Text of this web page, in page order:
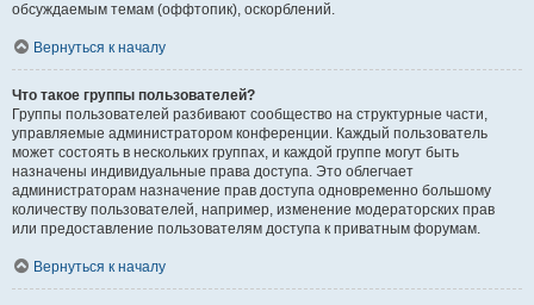
обсуждаемым темам (оффтопик), оскорблений.
Вернуться к началу
Что такое группы пользователей?
Группы пользователей разбивают сообщество на структурные части,
управляемые администратором конференции. Каждый пользователь
может состоять в нескольких группах, и каждой группе могут быть
назначены индивидуальные права доступа. Это облегчает
администраторам назначение прав доступа одновременно большому
количеству пользователей, например, изменение модераторских прав
или предоставление пользователям доступа к приватным форумам.
Вернуться к началу